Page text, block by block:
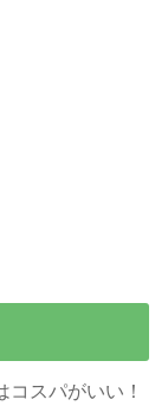
スパがいい！